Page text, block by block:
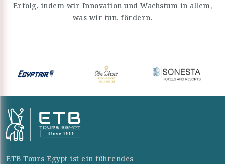
Erfolg, indem wir Innovation und Wachstum in allem,
was wir tun, fördern.
ETB Tours Egypt ist ein führendes